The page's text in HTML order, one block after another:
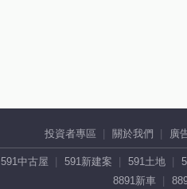
投資者專區 關於我們 廣
591中古屋 591新建案 591土地
8891新車